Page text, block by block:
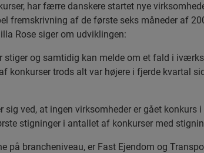
har færre danskere startet nye
fremskrivning af de første seks måneder af
Rose siger om udviklingen:
stiger og samtidig kan melde om et fald i
konkurser trods alt var højere i fjerde kvartal
sig ved, at ingen virksomheder er gået
stigninger i antallet af konkurser med
på brancheniveau, er Fast Ejendom og